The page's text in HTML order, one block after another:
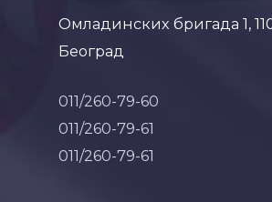
Омладинских бригада 1,
Београд
011/260-79-60
011/260-79-61
011/260-79-61